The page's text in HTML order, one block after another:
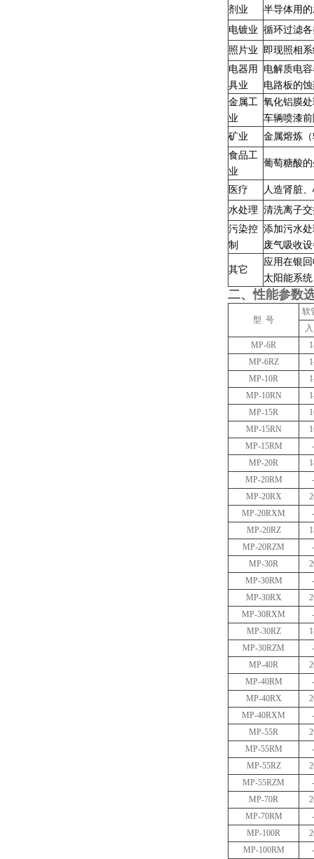
剂业
半导体用
电镀业 循环过滤
照片业
即现照相
电器用
具业
电解质电
电路板的
金属工
业
氧化铝膜
车辆喷漆
矿业
金属熔炼
食品工
业
葡萄糖酸
医疗
人造肾脏
水处理 清洗离子
污染控
制
添加污水
废气吸收
其它
应用在银
太阳能系
二、性能参数
型 号
软
MP-6R
MP-6RZ
MP-10R
MP-10RN
MP-15R
MP-15RN
MP-15RM
-
MP-20R
MP-20RM
-
MP-20RX
MP-20RXM
-
MP-20RZ
MP-20RZM
-
MP-30R
MP-30RM
-
MP-30RX
MP-30RXM
-
MP-30RZ
MP-30RZM
-
MP-40R
MP-40RM
-
MP-40RX
MP-40RXM
-
MP-55R
MP-55RM
-
MP-55RZ
MP-55RZM
-
MP-70R
MP-70RM
-
MP-100R
MP-100RM
-